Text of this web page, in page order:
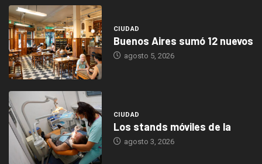
CIUDAD
Buenos Aires sumó 12 nuevos
agosto 5, 2026
CIUDAD
Los stands móviles de la
agosto 3, 2026